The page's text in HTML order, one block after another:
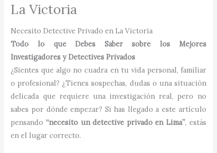
La Victoria
Necesito Detective Privado en La Victoria
Todo lo que Debes Saber sobre los Mejores
Investigadores y Detectives Privados
¿Sientes que algo no cuadra en tu vida personal, familiar
o profesional? ¿Tienes sospechas, dudas o una situación
delicada que requiere una investigación real, pero no
sabes por dónde empezar? Si has llegado a este artículo
pensando“necesito un detective privado en Lima”, estás
en el lugar correcto.